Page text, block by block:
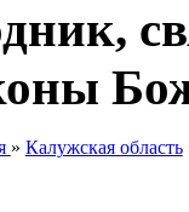
» Калужская область